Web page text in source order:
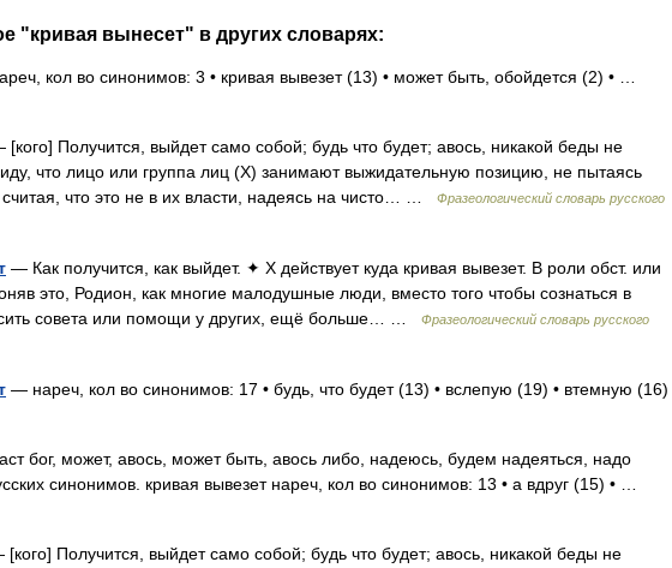
"кривая вынесет" в других словарях:
кол во синонимов: 3 • кривая вывезет (13) • может быть, обойдется (2) • …
[кого] Получится, выйдет само собой; будь что будет; авось, никакой беды не
что лицо или группа лиц (Х) занимают выжидательную позицию, не пытаясь
считая, что это не в их власти, надеясь на чисто… …
Фразеологический словарь русского
— Как получится, как выйдет. ✦ Х действует куда кривая вывезет. В роли обст. или
это, Родион, как многие малодушные люди, вместо того чтобы сознаться в
совета или помощи у других, ещё больше… …
Фразеологический словарь русского
— нареч, кол во синонимов: 17 • будь, что будет (13) • вслепую (19) • втемную (16)
бог, может, авось, может быть, авось либо, надеюсь, будем надеяться, надо
синонимов. кривая вывезет нареч, кол во синонимов: 13 • а вдруг (15) • …
Получится, выйдет само собой; будь что будет; авось, никакой беды не